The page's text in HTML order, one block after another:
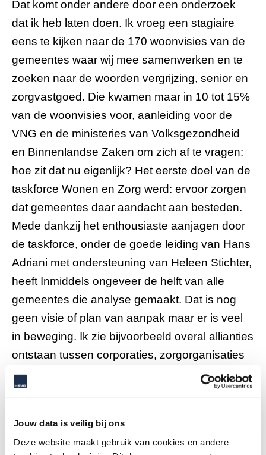
Jouw data is veilig bij ons
Deze website maakt gebruik van cookies en andere
Dat komt onder andere door een onderzoek
dat ik heb laten doen. Ik vroeg een stagiaire
eens te kijken naar de 170 woonvisies van de
gemeentes waar wij mee samenwerken en te
zoeken naar de woorden vergrijzing, senior en
zorgvastgoed. Die kwamen maar in 10 tot 15%
van de woonvisies voor, aanleiding voor de
VNG en de ministeries van Volksgezondheid
en Binnenlandse Zaken om zich af te vragen:
hoe zit dat nu eigenlijk? Het eerste doel van de
taskforce Wonen en Zorg werd: ervoor zorgen
dat gemeentes daar aandacht aan besteden.
Mede dankzij het enthousiaste aanjagen door
de taskforce, onder de goede leiding van Hans
Adriani met ondersteuning van Heleen Stichter,
heeft Inmiddels ongeveer de helft van alle
gemeentes die analyse gemaakt. Dat is nog
geen visie of plan van aanpak maar er is veel
in beweging. Ik zie bijvoorbeeld overal allianties
ontstaan tussen corporaties, zorgorganisaties
en gemeentes. Dat vind ik van groot belang.
Een tweede resultaat is dat de
moeten zijn op een woonvisie. Een derde
resultaat is dat zwart op wit staat dat er